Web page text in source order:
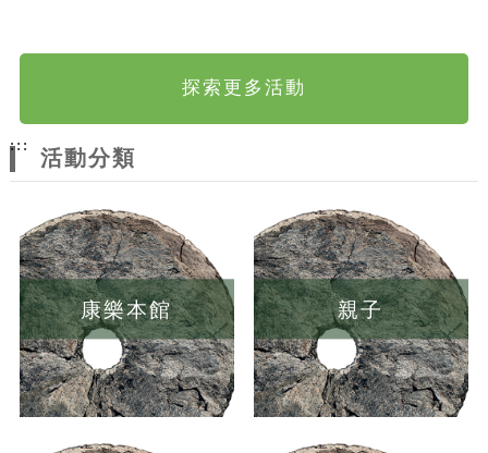
探索更多活動
:::
活動分類
康樂本館 親子